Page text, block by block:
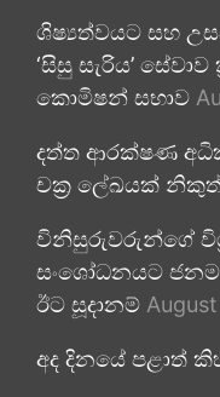
ශිෂ්‍යත්වයට සහ
‘සිසු සැරිය’
කොමිෂන් සභාව
දත්ත ආරක්ෂණ
චක්‍ර ලේඛයක්
විනිසුරුවරුන්ගේ
සංශෝධනයට
ඊට සූදානම්
අද දිනයේ පළාත්